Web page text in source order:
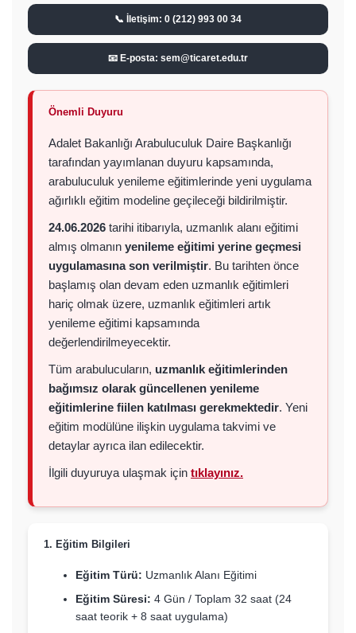
📞 İletişim: 0 (212) 993 00 34
📧 E-posta: sem@ticaret.edu.tr
Önemli Duyuru
Adalet Bakanlığı Arabuluculuk Daire Başkanlığı
tarafından yayımlanan duyuru kapsamında,
arabuluculuk yenileme eğitimlerinde yeni uygulama
ağırlıklı eğitim modeline geçileceği bildirilmiştir.
24.06.2026 tarihi itibarıyla, uzmanlık alanı eğitimi
almış olmanın yenileme eğitimi yerine geçmesi
uygulamasına son verilmiştir. Bu tarihten önce
başlamış olan devam eden uzmanlık eğitimleri
hariç olmak üzere, uzmanlık eğitimleri artık
yenileme eğitimi kapsamında
değerlendirilmeyecektir.
Tüm arabulucuların, uzmanlık eğitimlerinden
bağımsız olarak güncellenen yenileme
eğitimlerine fiilen katılması gerekmektedir. Yeni
eğitim modülüne ilişkin uygulama takvimi ve
detaylar ayrıca ilan edilecektir.
İlgili duyuruya ulaşmak için tıklayınız.
1. Eğitim Bilgileri
Eğitim Türü: Uzmanlık Alanı Eğitimi
Eğitim Süresi: 4 Gün / Toplam 32 saat (24
saat teorik + 8 saat uygulama)